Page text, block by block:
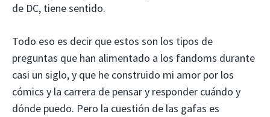
de DC, tiene sentido.
Todo eso es decir que estos son los tipos de
preguntas que han alimentado a los fandoms durante
casi un siglo, y que he construido mi amor por los
cómics y la carrera de pensar y responder cuándo y
dónde puedo. Pero la cuestión de las gafas es